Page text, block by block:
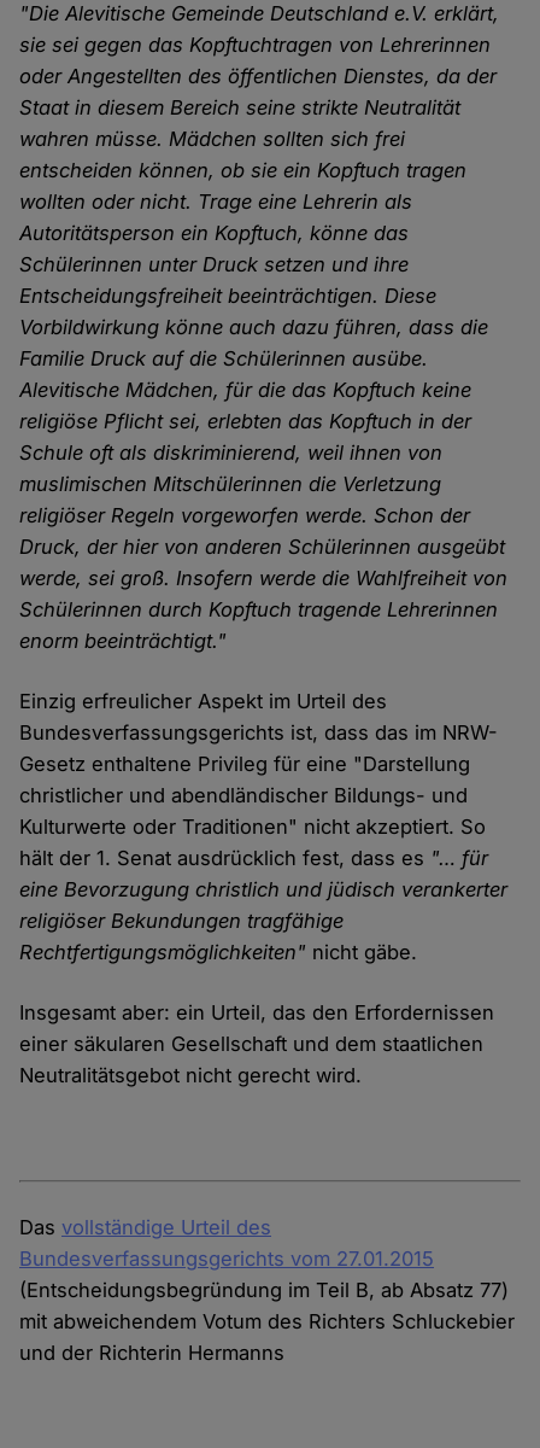
"Die Alevitische Gemeinde Deutschland e.V. erklärt,
sie sei gegen das Kopftuchtragen von Lehrerinnen
oder Angestellten des öffentlichen Dienstes, da der
Staat in diesem Bereich seine strikte Neutralität
wahren müsse. Mädchen sollten sich frei
entscheiden können, ob sie ein Kopftuch tragen
wollten oder nicht. Trage eine Lehrerin als
Autoritätsperson ein Kopftuch, könne das
Schülerinnen unter Druck setzen und ihre
Entscheidungsfreiheit beeinträchtigen. Diese
Vorbildwirkung könne auch dazu führen, dass die
Familie Druck auf die Schülerinnen ausübe.
Alevitische Mädchen, für die das Kopftuch keine
religiöse Pflicht sei, erlebten das Kopftuch in der
Schule oft als diskriminierend, weil ihnen von
muslimischen Mitschülerinnen die Verletzung
religiöser Regeln vorgeworfen werde. Schon der
Druck, der hier von anderen Schülerinnen ausgeübt
werde, sei groß. Insofern werde die Wahlfreiheit von
Schülerinnen durch Kopftuch tragende Lehrerinnen
enorm beeinträchtigt."
Einzig erfreulicher Aspekt im Urteil des
Bundesverfassungsgerichts ist, dass das im NRW-
Gesetz enthaltene Privileg für eine "Darstellung
christlicher und abendländischer Bildungs- und
Kulturwerte oder Traditionen" nicht akzeptiert. So
hält der 1. Senat ausdrücklich fest, dass es "… für
eine Bevorzugung christlich und jüdisch verankerter
religiöser Bekundungen tragfähige
Rechtfertigungsmöglichkeiten" nicht gäbe.
Insgesamt aber: ein Urteil, das den Erfordernissen
einer säkularen Gesellschaft und dem staatlichen
Neutralitätsgebot nicht gerecht wird.
Dasvollständige Urteil des
Bundesverfassungsgerichts vom 27.01.2015
(Entscheidungsbegründung im Teil B, ab Absatz 77)
mit abweichendem Votum des Richters Schluckebier
und der Richterin Hermanns